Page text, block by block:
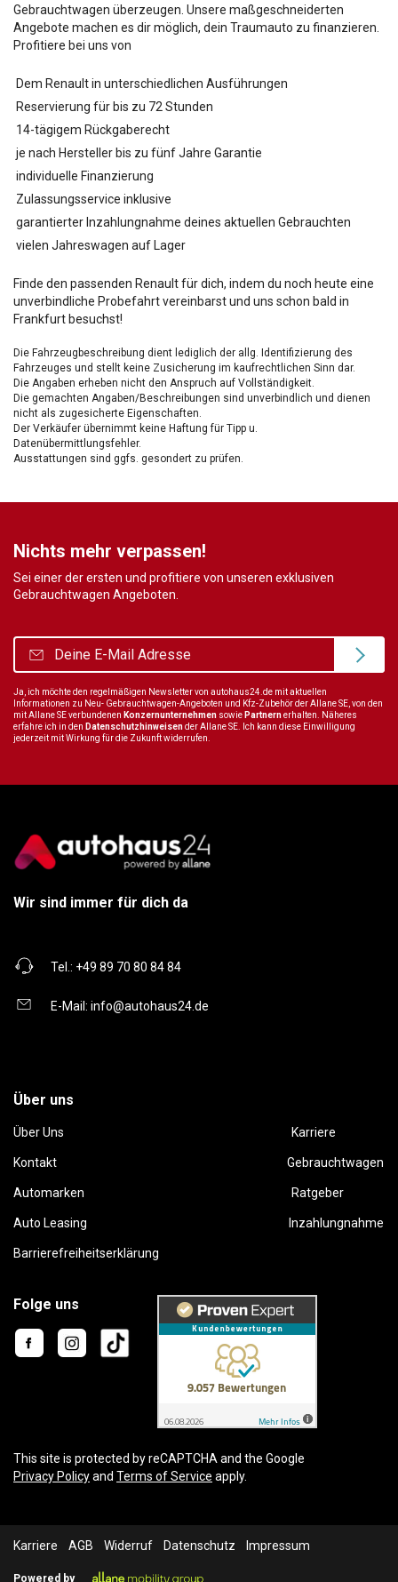
Gebrauchtwagen überzeugen. Unsere maßgeschneiderten
Angebote machen es dir möglich, dein Traumauto zu finanzieren.
Profitiere bei uns von
Dem Renault in unterschiedlichen Ausführungen
Reservierung für bis zu 72 Stunden
14-tägigem Rückgaberecht
je nach Hersteller bis zu fünf Jahre Garantie
individuelle Finanzierung
Zulassungsservice inklusive
garantierter Inzahlungnahme deines aktuellen Gebrauchten
vielen Jahreswagen auf Lager
Finde den passenden Renault für dich, indem du noch heute eine
unverbindliche Probefahrt vereinbarst und uns schon bald in
Frankfurt besuchst!
Die Fahrzeugbeschreibung dient lediglich der allg. Identifizierung des
Fahrzeuges und stellt keine Zusicherung im kaufrechtlichen Sinn dar.
Die Angaben erheben nicht den Anspruch auf Vollständigkeit.
Die gemachten Angaben/Beschreibungen sind unverbindlich und dienen
nicht als zugesicherte Eigenschaften.
Der Verkäufer übernimmt keine Haftung für Tipp u.
Datenübermittlungsfehler.
Ausstattungen sind ggfs. gesondert zu prüfen.
Nichts mehr verpassen!
Sei einer der ersten und profitiere von unseren exklusiven
Gebrauchtwagen Angeboten.
Ja, ich möchte den regelmäßigen Newsletter von autohaus24.de mit aktuellen
Informationen zu Neu- Gebrauchtwagen-Angeboten und Kfz-Zubehör der Allane SE, von den
mit Allane SE verbundenen Konzernunternehmen sowie Partnernerhalten. Näheres
erfahre ich in den Datenschutzhinweisender Allane SE. Ich kann diese Einwilligung
jederzeit mit Wirkung für die Zukunft widerrufen.
Wir sind immer für dich da
Tel.: +49 89 70 80 84 84
E-Mail: info@autohaus24.de
Über uns
Über Uns Karriere
Kontakt Gebrauchtwagen
Automarken Ratgeber
Auto Leasing Inzahlungnahme
Barrierefreiheitserklärung
Folge uns
This site is protected by reCAPTCHA and the Google
Privacy Policyand Terms of Service apply.
Karriere AGB Widerruf Datenschutz Impressum
Powered by